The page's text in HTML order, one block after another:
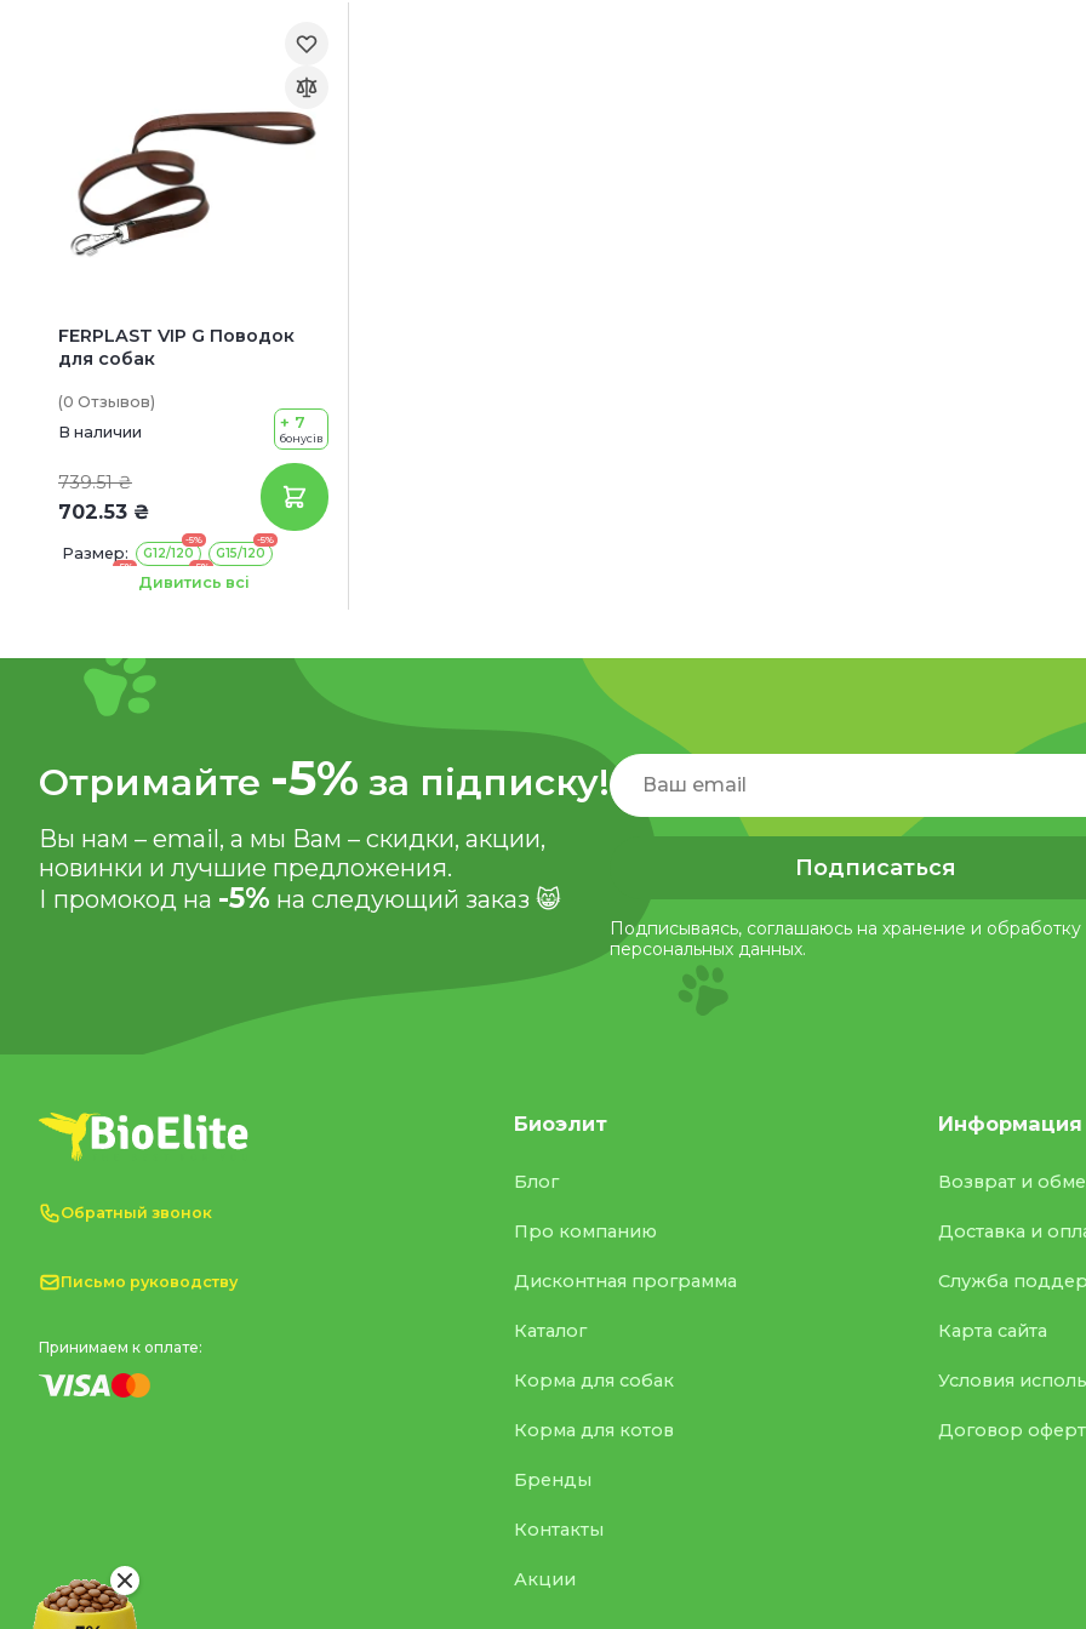
FERPLAST VIP G Поводок
для собак
(0 Отзывов)
В наличии
739.51 ₴
702.53 ₴
+ 7
бонусів
Размер:
-5%
G12/120
-5%
G15/120
-5% -5%
G20/150
Дивитись всі
Отримайте -5% за підписку!
Вы нам – email, а мы Вам – скидки, акции,
новинки и лучшие предложения.
І промокод на -5% на следующий заказ 😸
Подписаться
Подписываясь, соглашаюсь на хранение и обработку
персональных данных.
Обратный звонок
Письмо руководству
Принимаем к оплате:
Биоэлит
Блог
Про компанию
Дисконтная программа
Каталог
Корма для собак
Корма для котов
Бренды
Контакты
Акции
Информация
Возврат и
Доставка и
Служба
Карта сайта
Условия
Договор